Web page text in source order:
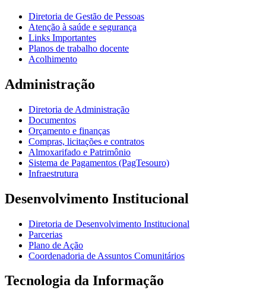
Diretoria de Gestão de Pessoas
Atenção à saúde e segurança
Links Importantes
Planos de trabalho docente
Acolhimento
Administração
Diretoria de Administração
Documentos
Orçamento e finanças
Compras, licitações e contratos
Almoxarifado e Patrimônio
Sistema de Pagamentos (PagTesouro)
Infraestrutura
Desenvolvimento Institucional
Diretoria de Desenvolvimento Institucional
Parcerias
Plano de Ação
Coordenadoria de Assuntos Comunitários
Tecnologia da Informação